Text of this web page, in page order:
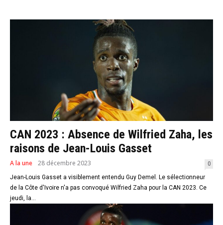
CAN 2023 : Absence de Wilfried Zaha, les
raisons de Jean-Louis Gasset
A la une 28 décembre 2023 0
Jean-Louis Gasset a visiblement entendu Guy Demel. Le sélectionneur
de la Côte d'Ivoire n'a pas convoqué Wilfried Zaha pour la CAN 2023. Ce
jeudi, la...